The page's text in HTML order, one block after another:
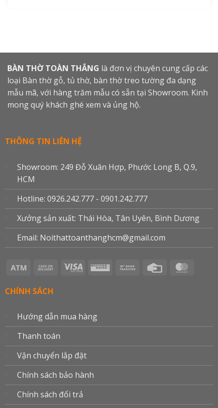
BÀN THỜ TOÀN THẮNG là đơn vị chuyên cung cấp các
loại Bàn thờ gỗ, tủ thờ, bàn thờ treo tường đa dạng
mẫu mã, với hàng trăm mẫu có sẵn tại Showroom. Kinh
mong quý khách ghé xem và ủng hộ.
THÔNG TIN LIÊN HỆ
Showroom: 249 Đỗ Xuân Hợp, Phước Long B, Q.9,
HCM
Hotline: 0926.242.777 - 0901.242.777
Xưởng sản xuất: Thái Hòa, Tân Uyên, Bình Dương
Email: Noithattoanthanghcm@gmail.com
Atm
Cash
Visa
Western
Bank
Credit
CHÍNH SÁCH
Hướng dẫn mua hàng
Thanh toán
Vận chuyển lắp đặt
Chính sách bảo hành
Chính sách đổi trả